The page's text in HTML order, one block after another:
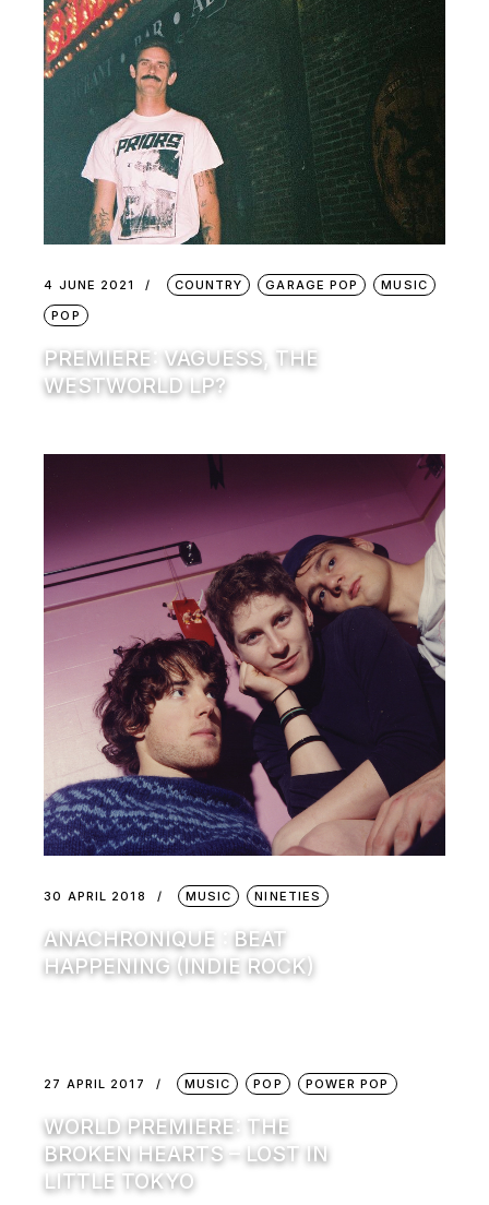
4 JUNE 2021 COUNTRY GARAGE POP
MUSIC
POP
PREMIERE: VAGUESS, THE
WESTWORLD LP?
30 APRIL 2018 MUSIC NINETIES
ANACHRONIQUE : BEAT
HAPPENING (INDIE ROCK)
27 APRIL 2017 MUSIC POP POWER POP
WORLD PREMIERE: THE
BROKEN HEARTS – LOST IN
LITTLE TOKYO